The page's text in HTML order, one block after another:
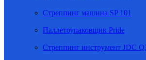
Стреппинг машина SP 101
Паллетоупаковщик Pride
Стреппинг инструмент JDC